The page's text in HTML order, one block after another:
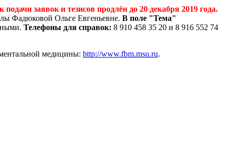
подачи заявок и тезисов продлён до 20 декабря 2019 года.
Фадюковой Ольге Евгеньевне. В поле "Тема"
Телефоны для справок: 8 910 458 35 20 и 8 916 552 74
медицины: http://www.fbm.msu.ru.